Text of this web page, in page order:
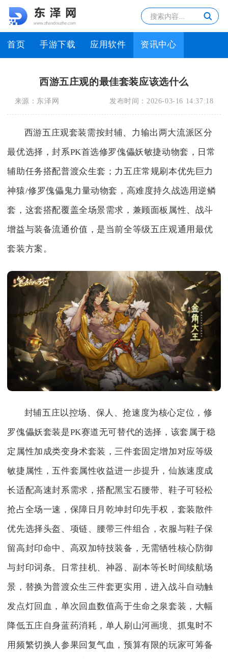
首页 手游下载 应用软件 资讯中心
西游五庄观的最佳套装应该选什么
来源： 东泽网 发布时间： 2026-03-16 14:37:18
西游五庄观套装需按封辅、力输出两大流派区分
最优选择，封系PK首选修罗傀儡妖敏捷动物套，日常
辅助任务搭配普渡众生套；力五庄常规刷本优先巨力
神猿/修罗傀儡鬼力量动物套，高难度持久战选用逆鳞
套，这套搭配覆盖全场景需求，兼顾面板属性、战斗
增益与装备流通价值，是当前全等级五庄观通用最优
套装方案。
封辅五庄以控场、保人、抢速度为核心定位，修
罗傀儡妖套装是PK赛道无可替代的选择，该套属于稳
定属性加成类变身术套装，三件套固定增加对应等级
敏捷属性，五件套属性收益进一步提升，仙族速度成
长适配高速封系需求，搭配黑宝石腰带、鞋子可轻松
抢占全场一速，保障日月乾坤封印先手权，套装散件
优先选择头盔、项链、腰带三件组合，衣服与鞋子保
留高封印命中、高双加特技装备，无需牺牲核心防御
与封印词条。日常挂机、神器、副本等长时间续航场
景，替换为普渡众生三件套更实用，进入战斗自动触
发点灯回血，单次回血数值高于生命之泉套装，大幅
降低五庄自身蓝药消耗，单人刷山河画境、抓鬼时不
用频繁切换人参果回复气血，预算有限的玩家可筹备